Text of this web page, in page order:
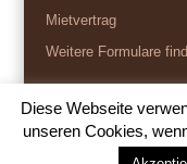
Mietvertrag
Weitere Formulare
Copyright 2026
Impressum
Diese Webseite
unseren Cookies,